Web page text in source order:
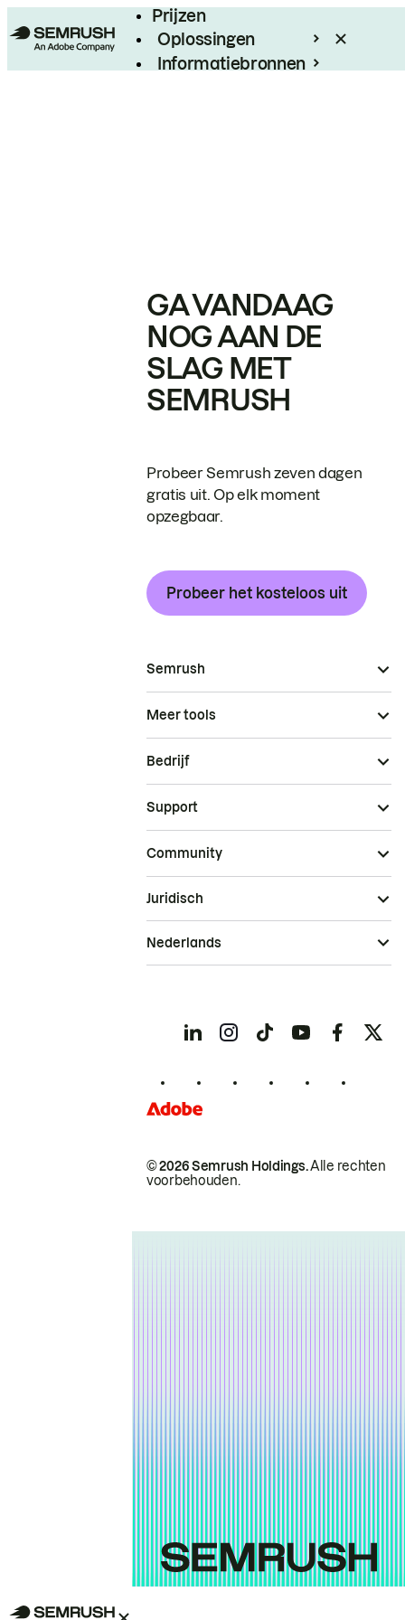
Prijzen
Oplossingen
Informatiebronnen
GA VANDAAG
NOG AAN DE
SLAG MET
SEMRUSH
Probeer Semrush zeven dagen
gratis uit. Op elk moment
opzegbaar.
Probeer het kosteloos uit
Semrush
Meer tools
Bedrijf
Support
Community
© 2026 Semrush Holdings.Alle rechten
voorbehouden.
Juridisch
Nederlands